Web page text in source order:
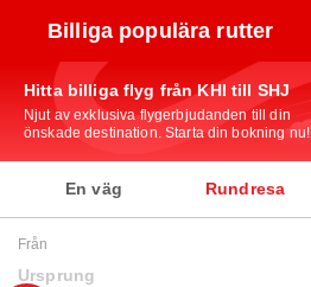
Billiga populära rutter
Hitta billiga flyg från KHI till SHJ
Njut av exklusiva flygerbjudanden till din
önskade destination. Starta din bokning nu!
En väg Rundresa
Från
Ursprung